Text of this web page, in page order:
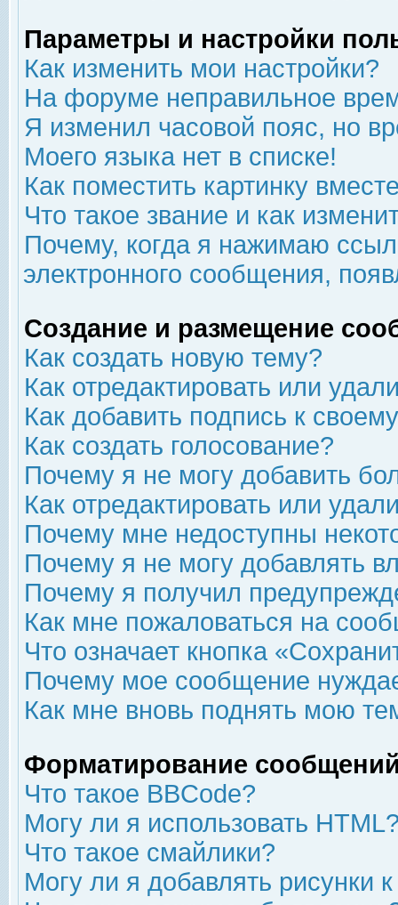
Параметры и настройки
Как изменить мои настройки?
На форуме неправильное
Я изменил часовой пояс, но
Моего языка нет в списке!
Как поместить картинку
Что такое звание и как
Почему, когда я нажимаю
электронного сообщения,
Создание и размещение
Как создать новую тему?
Как отредактировать или
Как добавить подпись к
Как создать голосование?
Почему я не могу добавить
Как отредактировать или
Почему мне недоступны
Почему я не могу добавлять
Почему я получил
Как мне пожаловаться на
Что означает кнопка
Почему мое сообщение
Как мне вновь поднять мою
Форматирование
Что такое BBCode?
Могу ли я использовать
Что такое смайлики?
Могу ли я добавлять рисунки